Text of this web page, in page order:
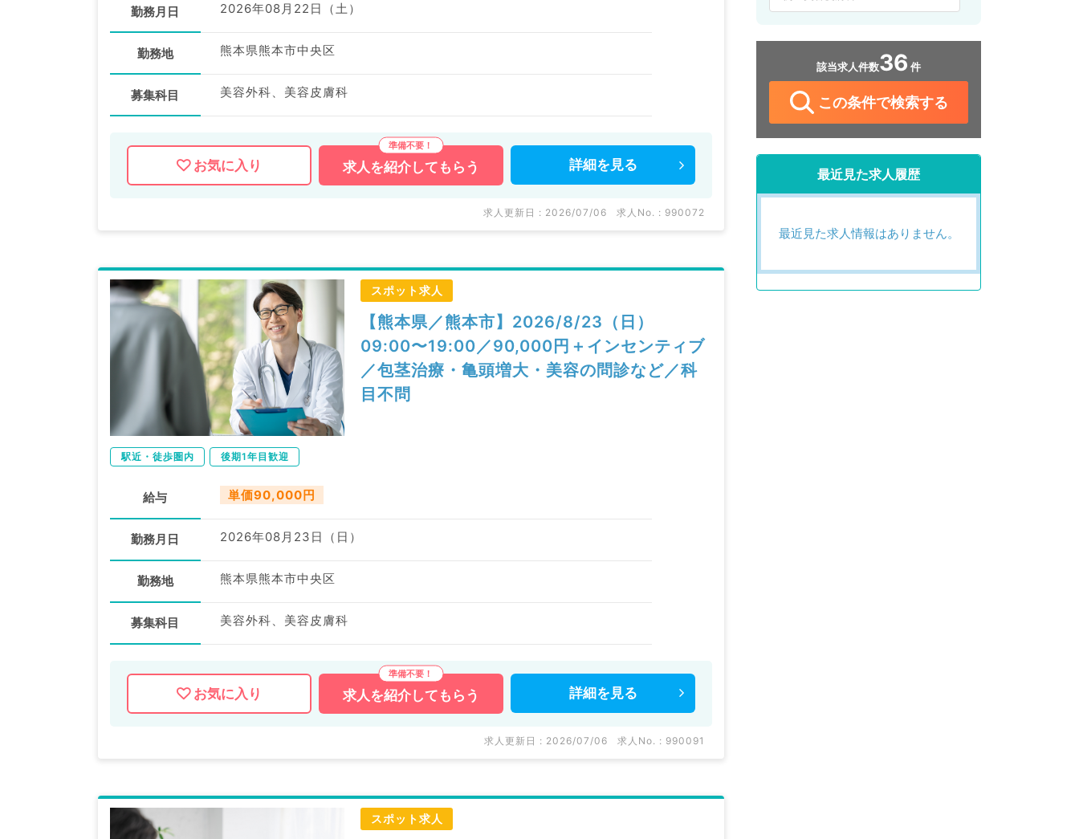
勤務月日 2026年08月22日（土）
勤務地 熊本県熊本市中央区
募集科目 美容外科、美容皮膚科
お気に入り 求人を紹介してもらう 詳細を 見る
求人更新日 : 2026/07/06 求人No. : 990072
スポット求人
【熊本県／熊本市】2026/8/23（日）
09:00〜19:00／90,000円＋インセンティブ
／包茎治療・亀頭増大・美容の問診など／科
目不問
駅近・徒歩圏内 後期1年目歓迎
給与 単価90,000円
勤務月日 2026年08月23日（日）
勤務地 熊本県熊本市中央区
募集科目 美容外科、美容皮膚科
お気に入り 求人を紹介してもらう 詳細を 見る
求人更新日 : 2026/07/06 求人No. : 990091
スポット求人
該当求人件数36 件
この条件で検索する
最近見た求人履歴
最近見た求人情報はありません。